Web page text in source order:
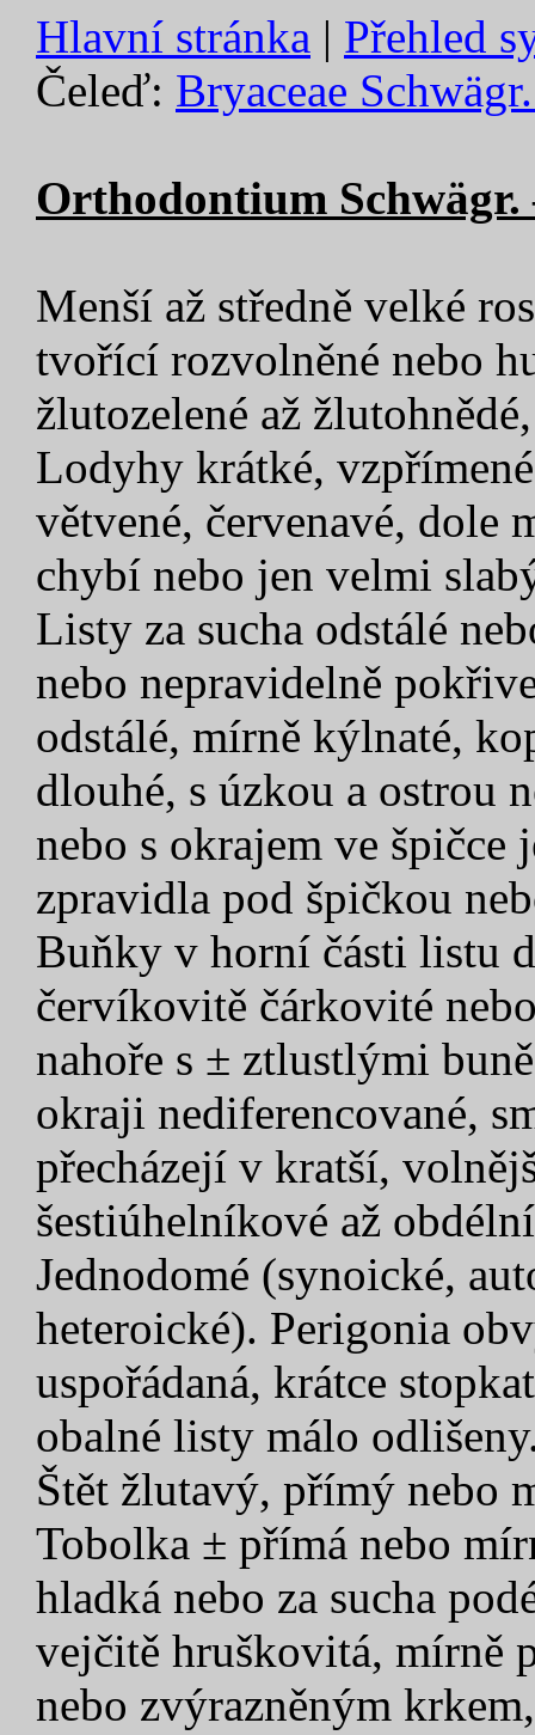
Hlavní stránka | Přehled
Čeleď: Bryaceae
Orthodontium Schwägr.
Menší až středně velké
tvořící rozvolněné nebo
žlutozelené až
Lodyhy krátké,
větvené, červenavé, dole
chybí nebo jen velmi
Listy za sucha odstálé
nebo nepravidelně
odstálé, mírně kýlnaté,
dlouhé, s úzkou a ostrou
nebo s okrajem ve
zpravidla pod špičkou
Buňky v horní části listu
červíkovitě čárkovité
nahoře s ± ztlustlými
okraji nediferencované,
přecházejí v kratší,
šestiúhelníkové až
Jednodomé (synoické,
heteroické). Perigonia
uspořádaná, krátce
obalné listy málo
Štět žlutavý, přímý nebo
Tobolka ± přímá nebo
hladká nebo za sucha
vejčitě hruškovitá, mírně
nebo zvýrazněným